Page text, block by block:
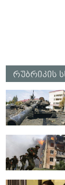
რუბრიკის